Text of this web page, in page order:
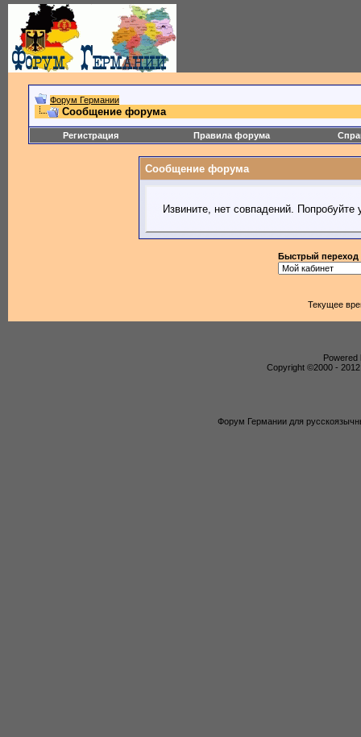
Форум Германии
Сообщение форума
Регистрация Правила форума
Сообщение форума
Извините, нет совпадений.
Быстрый переход
Текущее
Powered
Copyright ©2000 -
Форум Германии для